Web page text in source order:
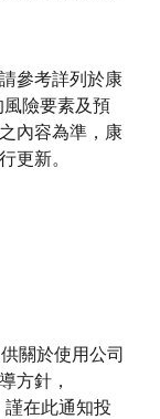
參考詳列於康
險要素及預
內容為準，康
更新。
關於使用公司
方針，
在此通知投